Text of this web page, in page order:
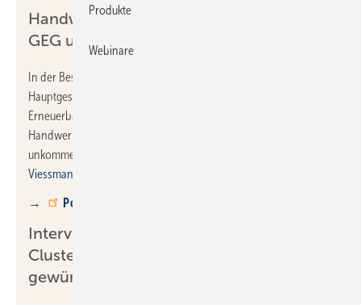
Handwerker Radio mit Helmut Bramann:
GEG und Viessmann
In der Best of SHK-Show am 27. April 2023 erläuterte der ZVSHK-
Hauptgeschäftsführer Zusammenhänge von Heizungstausch,
Erneuerbaren Energien und dem Leistungspotenzial des SHK-
Handwerks. Und die Sensation der Woche blieb auch nicht
unkommentiert [siehe
Viessmann Climate Solutions
→ Podcast
Interview mit N-TV: „Hätten uns
Clusterung des Gebäude-Bestandes
gewünscht“
Produkte
Webinare